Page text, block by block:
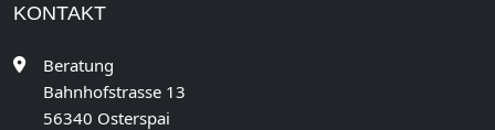
KONTAKT
Beratung
Bahnhofstrasse 13
56340 Osterspai